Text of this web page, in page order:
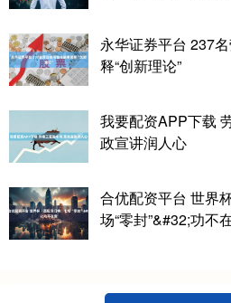
永华证券平台 237
释“创新理论”
我要配资APP下载
政宣讲润人心
合优配资平台 世界
场“零封”&#32;功不